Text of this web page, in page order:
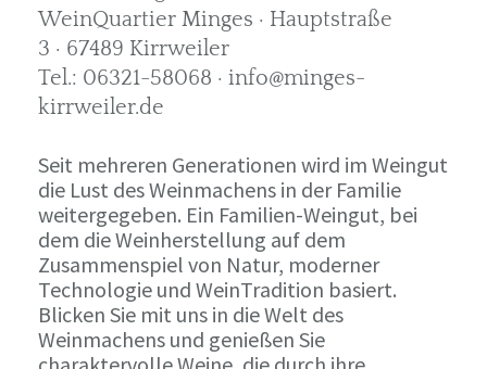
WeinQuartier Minges · Hauptstraße
3 · 67489 Kirrweiler
Tel.: 06321-58068 · info@minges-
kirrweiler.de
Seit mehreren Generationen wird im Weingut
die Lust des Weinmachens in der Familie
weitergegeben. Ein Familien-Weingut, bei
dem die Weinherstellung auf dem
Zusammenspiel von Natur, moderner
Technologie und WeinTradition basiert.
Blicken Sie mit uns in die Welt des
Weinmachens und genießen Sie